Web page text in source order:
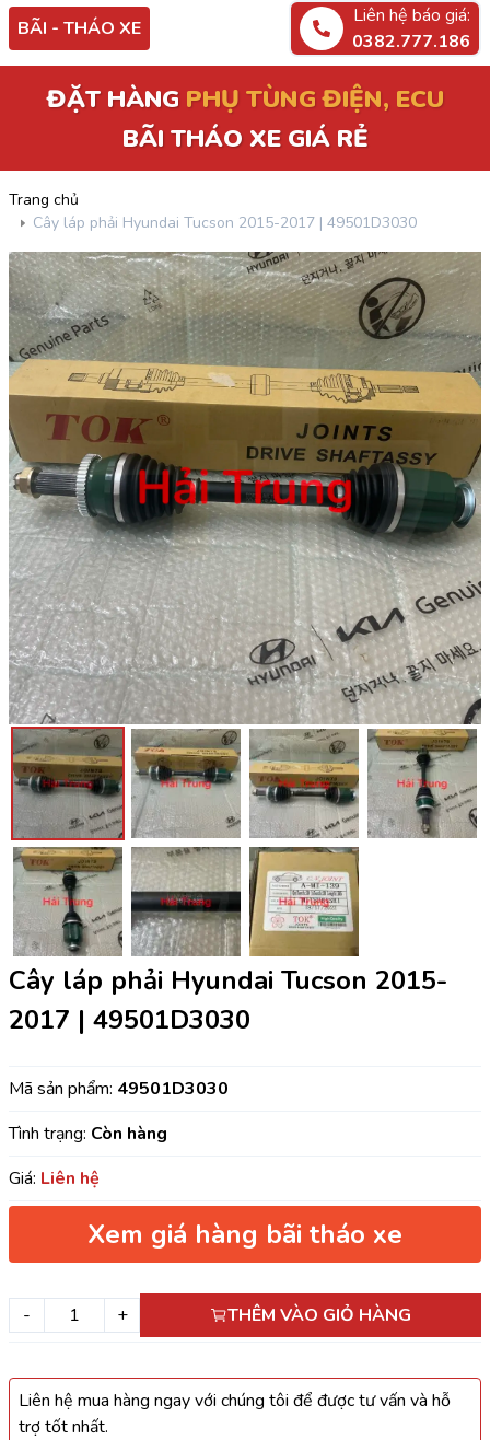
BÃI - THÁO XE
Liên hệ báo giá:
0382.777.186
ĐẶT HÀNGPHỤ TÙNG ĐIỆN, ECU
BÃI THÁO XE GIÁ RẺ
Trang chủ
Cây láp phải Hyundai Tucson 2015-2017 | 49501D3030
Cây láp phải Hyundai Tucson 2015-
2017 | 49501D3030
Mã sản phẩm: 49501D3030
Tình trạng: Còn hàng
Giá: Liên hệ
Xem giá hàng bãi tháo xe
- + THÊM VÀO GIỎ HÀNG
Liên hệ mua hàng ngay với chúng tôi để được tư vấn và hỗ
trợ tốt nhất.